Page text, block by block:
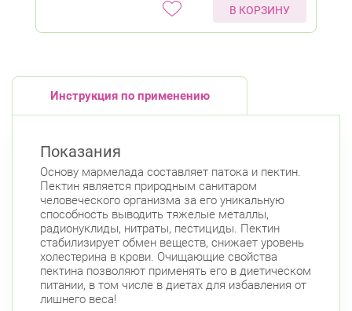
В КОРЗИНУ
Инструкция по применению
Показания
Основу мармелада составляет патока и пектин.
Пектин является природным санитаром
человеческого организма за его уникальную
способность выводить тяжелые металлы,
радионуклиды, нитраты, пестициды. Пектин
стабилизирует обмен веществ, снижает уровень
холестерина в крови. Очищающие свойства
пектина позволяют применять его в диетическом
питании, в том числе в диетах для избавления от
лишнего веса!